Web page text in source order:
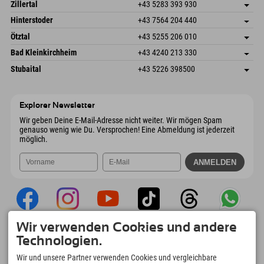
Österreich
Buchen
6380 St. Johann in Tirol
Österreich
Anreiseinfos
Buchen
Zillertal +43 5283 393 930
Schmiedau 2
Österreich
Adresse speichern
Buchen
Hinterstoder +43 7564 204 440
Freizeitpark 10
4573 Hinterstoder
Österreich
Adresse speichern
Anreiseinfos
Buchen
Ötztal +43 5255 206 010
Gscheat 14
Österreich
Adresse speichern
Buchen
Bad Kleinkirchheim +43 4240 213 330
Dorfstraße 24
9546 Bad Kleinkirchheim
Adresse speichern
Anreiseinfos
Stubaital +43 5226 398500
Explorer Newsletter
Wir geben Deine E-Mail-Adresse nicht weiter. Wir mögen Spam
genauso wenig wie Du. Versprochen! Eine Abmeldung ist jederzeit
möglich.
Explorer App
Upload Deiner #ExplorerMoments, Mein
Wir verwenden Cookies und andere
Technologien.
Wir und unsere Partner verwenden Cookies und vergleichbare